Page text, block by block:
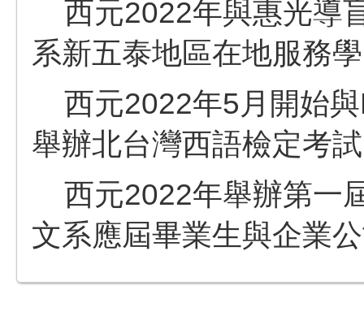
西元2022年與惠光導
系新五泰地區在地服務
西元2022年5月開始
舉辦北台灣西語檢定考
西元2022年舉辦第一
文系應屆畢業生與企業